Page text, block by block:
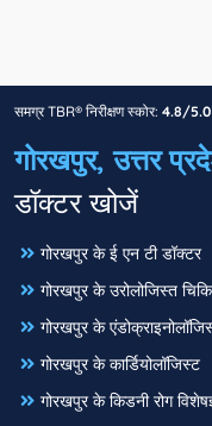
समग्र TBR® निरीक्षण स्कोर: 4.8/5.0
गोरखपुर, उत्तर
डॉक्टर खोजें
गोरखपुर के ई एन टी डॉक्टर
गोरखपुर के उरोलोजिस्त
गोरखपुर के
गोरखपुर के कार्डियोलॉजिस्ट
गोरखपुर के किडनी रोग